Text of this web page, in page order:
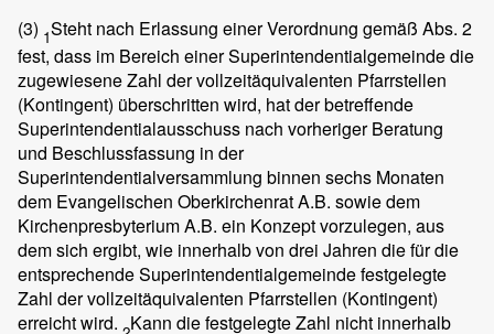
(3) 1Steht nach Erlassung einer Verordnung gemäß Abs. 2
fest, dass im Bereich einer Superintendentialgemeinde die
zugewiesene Zahl der vollzeitäquivalenten Pfarrstellen
(Kontingent) überschritten wird, hat der betreffende
Superintendentialausschuss nach vorheriger Beratung
und Beschlussfassung in der
Superintendentialversammlung binnen sechs Monaten
dem Evangelischen Oberkirchenrat A.B. sowie dem
Kirchenpresbyterium A.B. ein Konzept vorzulegen, aus
dem sich ergibt, wie innerhalb von drei Jahren die für die
entsprechende Superintendentialgemeinde festgelegte
Zahl der vollzeitäquivalenten Pfarrstellen (Kontingent)
erreicht wird. Kann die festgelegte Zahl nicht innerhalb